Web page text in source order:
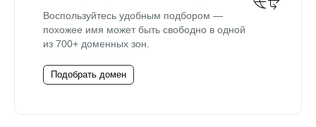
Воспользуйтесь удобным подбором —
похожее имя может быть свободно в одной
из 700+ доменных зон.
Подобрать домен